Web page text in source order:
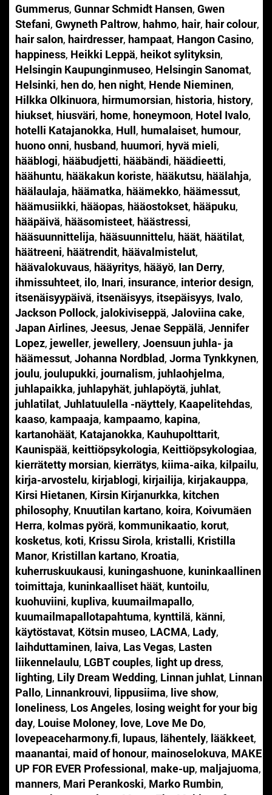
Gummerus, Gunnar Schmidt Hansen, Gwen
Stefani, Gwyneth Paltrow, hahmo, hair, hair colour,
hair salon, hairdresser, hampaat, Hangon Casino,
happiness, Heikki Leppä, heikot sylityksin,
Helsingin Kaupunginmuseo, Helsingin Sanomat,
Helsinki, hen do, hen night, Hende Nieminen,
Hilkka Olkinuora, hirmumorsian, historia, history,
hiukset, hiusväri, home, honeymoon, Hotel Ivalo,
hotelli Katajanokka, Hull, humalaiset, humour,
huono onni, husband, huumori, hyvä mieli,
hääblogi, hääbudjetti, hääbändi, häädieetti,
häähuntu, hääkakun koriste, hääkutsu, häälahja,
häälaulaja, häämatka, häämekko, häämessut,
häämusiikki, hääopas, hääostokset, hääpuku,
hääpäivä, hääsomisteet, häästressi,
hääsuunnittelija, hääsuunnittelu, häät, häätilat,
häätreeni, häätrendit, häävalmistelut,
häävalokuvaus, hääyritys, hääyö, Ian Derry,
ihmissuhteet, ilo, Inari, insurance, interior design,
itsenäisyypäivä, itsenäisyys, itsepäisyys, Ivalo,
Jackson Pollock, jalokiviseppä, Jaloviina cake,
Japan Airlines, Jeesus, Jenae Seppälä, Jennifer
Lopez, jeweller, jewellery, Joensuun juhla- ja
häämessut, Johanna Nordblad, Jorma Tynkkynen,
joulu, joulupukki, journalism, juhlaohjelma,
juhlapaikka, juhlapyhät, juhlapöytä, juhlat,
juhlatilat, Juhlatuulella -näyttely, Kaapelitehdas,
kaaso, kampaaja, kampaamo, kapina,
kartanohäät, Katajanokka, Kauhupolttarit,
Kaunispää, keittiöpsykologia, Keittiöpsykologiaa,
kierrätetty morsian, kierrätys, kiima-aika, kilpailu,
kirja-arvostelu, kirjablogi, kirjailija, kirjakauppa,
Kirsi Hietanen, Kirsin Kirjanurkka, kitchen
philosophy, Knuutilan kartano, koira, Koivumäen
Herra, kolmas pyörä, kommunikaatio, korut,
kosketus, koti, Krissu Sirola, kristalli, Kristilla
Manor, Kristillan kartano, Kroatia,
kuherruskuukausi, kuningashuone, kuninkaallinen
toimittaja, kuninkaalliset häät, kuntoilu,
kuohuviini, kupliva, kuumailmapallo,
kuumailmapallotapahtuma, kynttilä, känni,
käytöstavat, Kötsin museo, LACMA, Lady,
laihduttaminen, laiva, Las Vegas, Lasten
liikennelaulu, LGBT couples, light up dress,
lighting, Lily Dream Wedding, Linnan juhlat, Linnan
Pallo, Linnankrouvi, lippusiima, live show,
loneliness, Los Angeles, losing weight for your big
day, Louise Moloney, love, Love Me Do,
lovepeaceharmony.fi, lupaus, lähentely, lääkkeet,
maanantai, maid of honour, mainoselokuva, MAKE
UP FOR EVER Professional, make-up, maljajuoma,
manners, Mari Perankoski, Marko Rumbin,